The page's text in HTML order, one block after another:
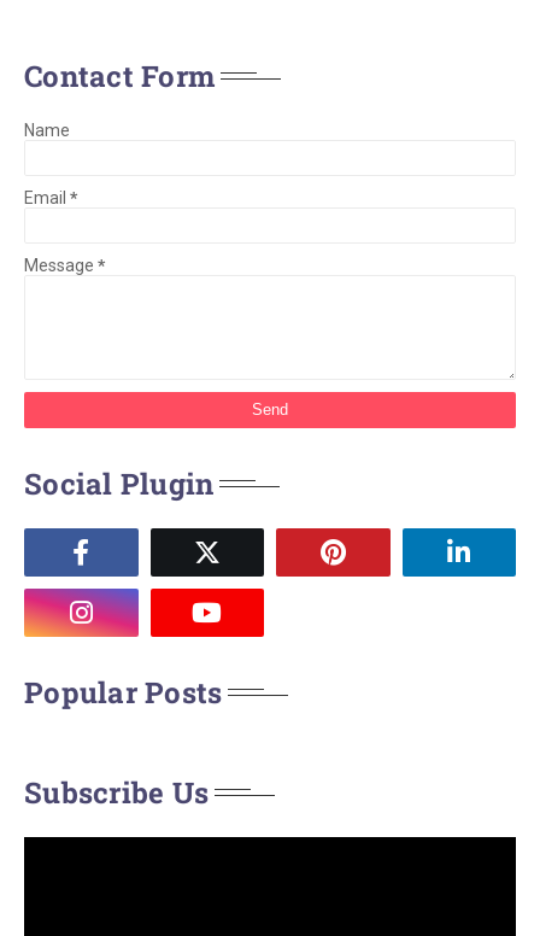
Contact Form
Name
Email *
Message *
Social Plugin
Popular Posts
Subscribe Us